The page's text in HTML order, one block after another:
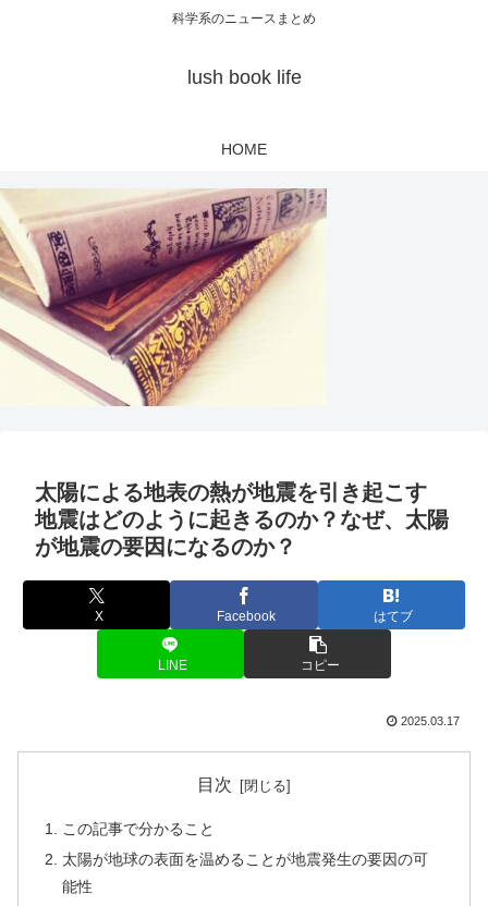
科学系のニュースまとめ
lush book life
HOME
太陽による地表の熱が地震を引き起こす
地震はどのように起きるのか？なぜ、太陽
が地震の要因になるのか？
X Facebook はてブ
LINE コピー
2025.03.17
目次
この記事で分かること
太陽が地球の表面を温めることが地震発生の要因の可
能性